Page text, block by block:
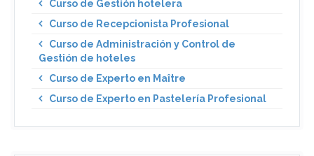
Curso de Gestión hotelera
Curso de Recepcionista Profesional
Curso de Administración y Control de
Gestión de hoteles
Curso de Experto en Maître
Curso de Experto en Pastelería Profesional